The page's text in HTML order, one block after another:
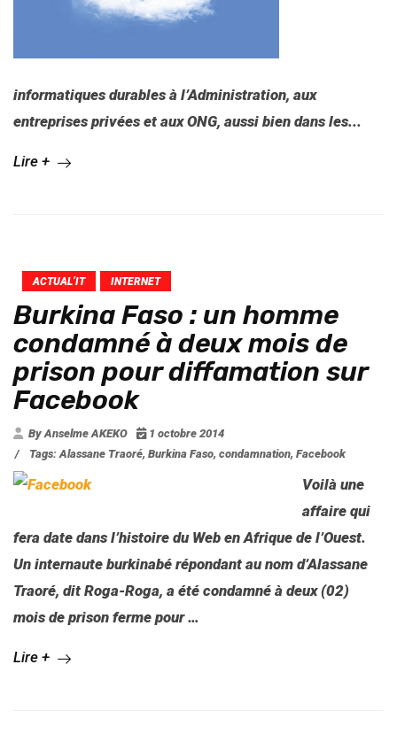
informatiques durables à l’Administration, aux
entreprises privées et aux ONG, aussi bien dans les...
Lire +
ACTUAL’IT INTERNET
Burkina Faso : un homme
condamné à deux mois de
prison pour diffamation sur
Facebook
By Anselme AKEKO
1 octobre 2014
/
Tags:Alassane Traoré, Burkina Faso, condamnation, Facebook
Voilà une
affaire qui
fera date dans l’histoire du Web en Afrique de l’Ouest.
Un internaute burkinabé répondant au nom d’Alassane
Traoré, dit Roga-Roga, a été condamné à deux (02)
mois de prison ferme pour …
Lire +